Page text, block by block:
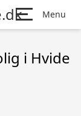
Menu
i Hvide